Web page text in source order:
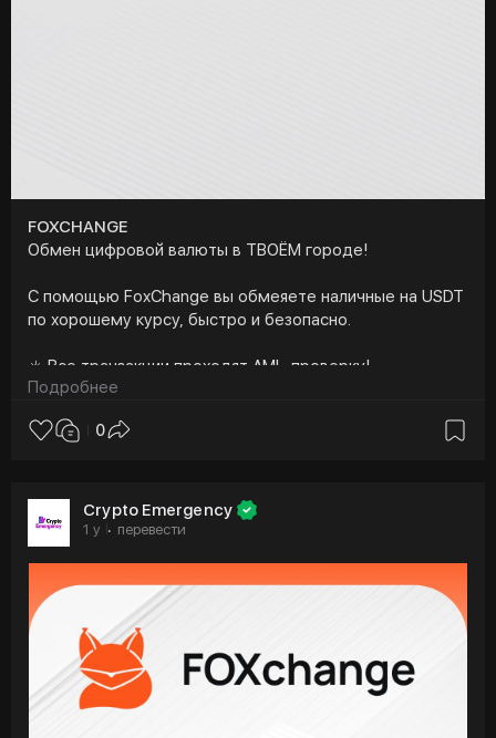
FOXCHANGE
Обмен цифровой валюты в ТВОЁМ городе!
С помощью FoxChange вы обмеяете наличные на USDT
по хорошему курсу, быстро и безопасно.
☀️ Все транзакции проходят AML-проверку!
на сайте прямо сейчас:
Подробнее
0
Crypto Emergency
1 y · перевести